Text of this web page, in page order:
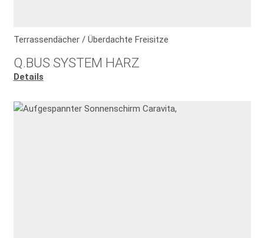
Terrassendächer / Überdachte Freisitze
Q.BUS SYSTEM HARZ
Details